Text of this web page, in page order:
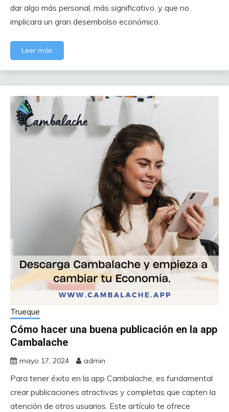
dar algo más personal, más significativo, y que no
implicara un gran desembolso económico.
Leer más
Trueque
Cómo hacer una buena publicación en la app
Cambalache
mayo 17, 2024 admin
Para tener éxito en la app Cambalache, es fundamental
crear publicaciones atractivas y completas que capten la
atención de otros usuarios. Este artículo te ofrece